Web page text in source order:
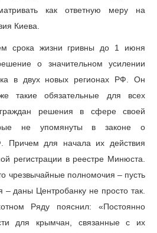
как ответную меру на
Киева.
срока жизни гривны до 1 июня
о значительном усилении
в двух новых регионах РФ. Он
такие обязательные для всех
решения в сфере своей
не упомянуты в законе о
Причем для начала их действия
регистрации в реестре Минюста.
чрезвычайные полномочия – пусть
– даны Центробанку не просто так.
Ряду пояснил: «Постоянно
для крымчан, связанные с их